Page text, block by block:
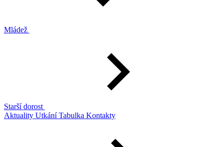
Mládež
Starší dorost
Aktuality UtkáníTabulka Kontakty